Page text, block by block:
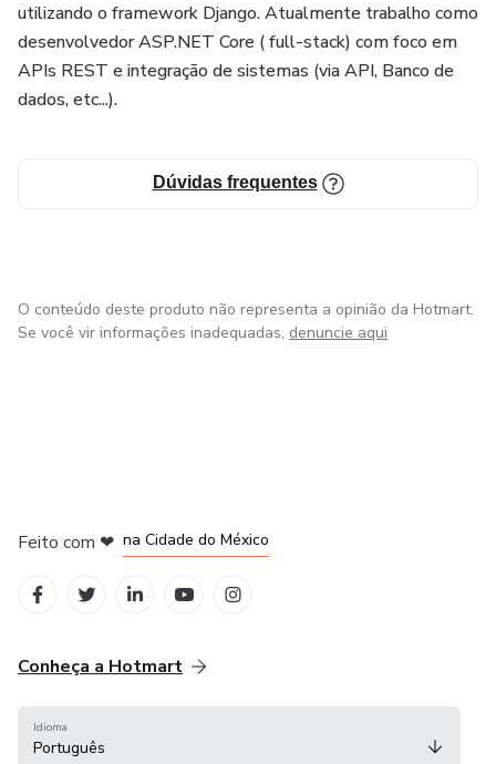
utilizando o framework Django. Atualmente trabalho como
desenvolvedor ASP.NET Core ( full-stack) com foco em
APIs REST e integração de sistemas (via API, Banco de
dados, etc...).
Dúvidas frequentes
O conteúdo deste produto não representa a opinião da Hotmart.
Se você vir informações inadequadas, denuncie aqui
Feito com ❤ na Cidade do México
Conheça a Hotmart
Idioma
Português